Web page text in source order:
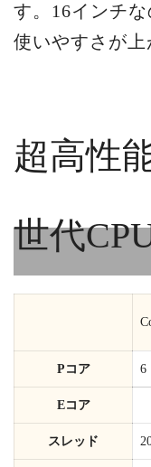
す。16インチ
使いやすさが上
超高性
世代
Pコア 6
Eコア
スレッド